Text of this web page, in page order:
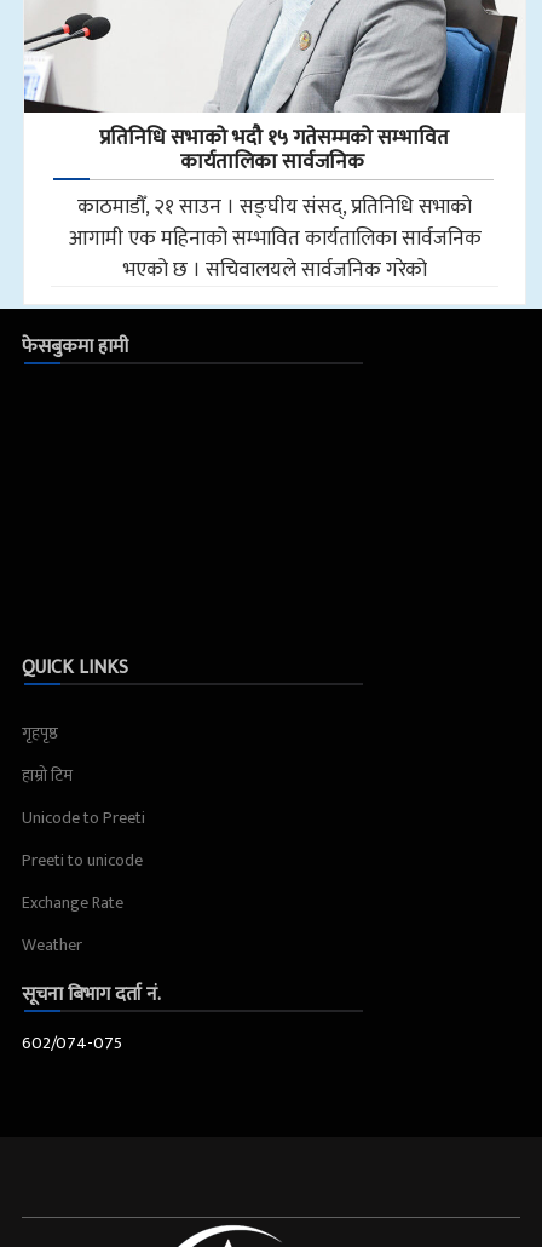
प्रतिनिधि सभाको भदौ १५ गतेसम्मको सम्भावित
कार्यतालिका सार्वजनिक
काठमाडौँ, २१ साउन । सङ्घीय संसद्, प्रतिनिधि सभाको
आगामी एक महिनाको सम्भावित कार्यतालिका सार्वजनिक
भएको छ । सचिवालयले सार्वजनिक गरेको
फेसबुकमा हामी
QUICK LINKS
गृहपृष्ठ
हाम्रो टिम
Unicode to Preeti
Preeti to unicode
Exchange Rate
Weather
सूचना बिभाग दर्ता नं.
602/074-075